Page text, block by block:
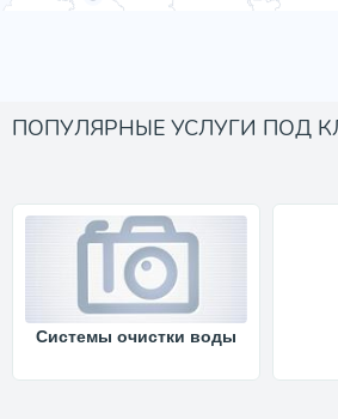
ПОПУЛЯРНЫЕ УСЛУГИ ПОД
Системы очистки воды